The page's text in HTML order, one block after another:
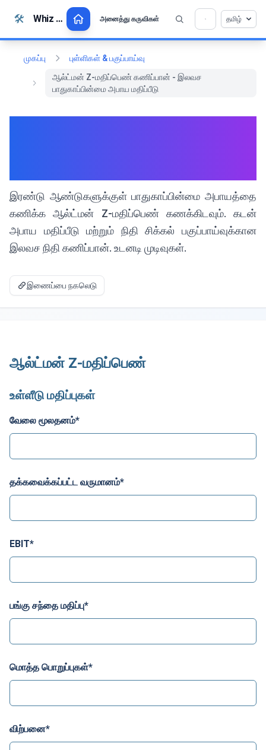
உள்ளடக்கத்திற்கு செல்
🛠️ Whiz Tools அனைத்து கருவிகள் தமிழ்
முகப்பு
புள்ளிகள் & பகுப்பாய்வு
ஆல்ட்மன் Z-மதிப்பெண் கணிப்பான் - இலவச
பாதுகாப்பின்மை அபாய மதிப்பீடு
இரண்டு ஆண்டுகளுக்குள் பாதுகாப்பின்மை அபாயத்தை
கணிக்க ஆல்ட்மன் Z-மதிப்பெண் கணக்கிடவும். கடன்
அபாய மதிப்பீடு மற்றும் நிதி சிக்கல் பகுப்பாய்வுக்கான
இலவச நிதி கணிப்பான். உடனடி முடிவுகள்.
இணைப்பை நகலெடு
ஆல்ட்மன் Z-மதிப்பெண்
உள்ளீடு மதிப்புகள்
வேலை மூலதனம்*
தக்கவைக்கப்பட்ட வருமானம்*
EBIT*
பங்கு சந்தை மதிப்பு*
மொத்த பொறுப்புகள்*
விற்பனை*
💡 இந்த கருவியை விரும்புகிறீர்களா? அதை இன்னும்
சிறந்தப்படுத்த உதவுங்கள்!
×
திறக்க கிளிக் செய்க →